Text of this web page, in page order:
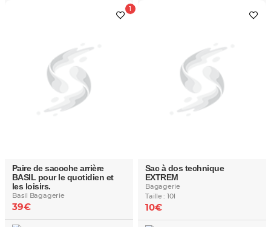
Paire de sacoche arrière
BASIL pour le quotidien et
les loisirs.
Basil Bagagerie
39€
Sac à dos technique
EXTREM
Bagagerie
Taille : 10l
10€